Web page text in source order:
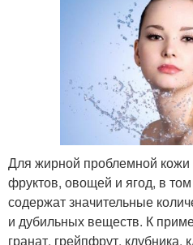
Для жирной проблемной
фруктов, овощей и ягод, в
содержат значительные
и дубильных веществ. К
гранат, грейпфрут, клубника,